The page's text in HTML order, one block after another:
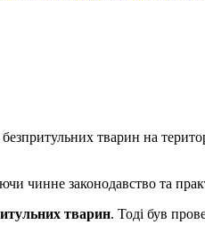
тварин на
чинне законодавство та
тварин. Тоді був